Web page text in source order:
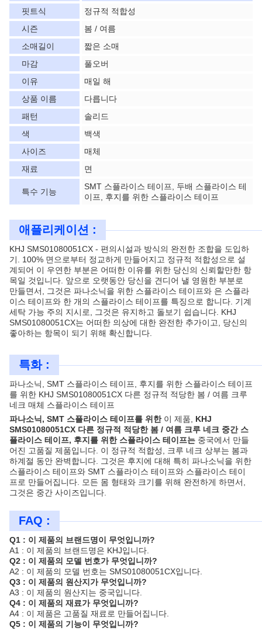
핏트식
정규적 적합성
시즌
봄 / 여름
소매길이
짧은 소매
마감
풀오버
이유
매일 해
상품 이름
다릅니다
패턴
솔리드
색
백색
사이즈
매체
재료
면
특수 기능
SMT 스플라이스 테이프, 두배 스플라이스 테
이프, 후지를 위한 스플라이스 테이프
애플리케이션 :
KHJ SMS01080051CX - 편의시설과 방식의 완전한 조합을 도입하
기. 100% 면으로부터 정교하게 만들어지고 정규적 적합성으로 설
계되어 이 우연한 부분은 어떠한 이유를 위한 당신의 신뢰할만한 항
목일 것입니다. 앞으로 오랫동안 당신을 견디어 낼 영원한 부분로
만들면서, 그것은 파나소닉을 위한 스플라이스 테이프와 은 스플라
이스 테이프와 한 개의 스플라이스 테이프를 특징으로 합니다. 기계
세탁 가능 주의 지시로, 그것은 유지하고 돌보기 쉽습니다. KHJ
SMS01080051CX는 어떠한 의상에 대한 완전한 추가이고, 당신의
좋아하는 항목이 되기 위해 확신합니다.
특화 :
파나소닉, SMT 스플라이스 테이프, 후지를 위한 스플라이스 테이프
를 위한 KHJ SMS01080051CX 다른 정규적 적당한 봄 / 여름 크루
네크 매체 스플라이스 테이프
파나소닉, SMT 스플라이스 테이프를 위한이 제품, KHJ
SMS01080051CX 다른 정규적 적당한 봄 / 여름 크루 네크 중간 스
플라이스 테이프, 후지를 위한 스플라이스 테이프는 중국에서 만들
어진 고품질 제품입니다. 이 정규적 적합성, 크루 네크 상부는 봄과
하계절 동안 완벽합니다. 그것은 후지에 대해 특히 파나소닉을 위한
스플라이스 테이프와 SMT 스플라이스 테이프와 스플라이스 테이
프로 만들어집니다. 모든 몸 형태와 크기를 위해 완전하게 하면서,
그것은 중간 사이즈입니다.
FAQ :
Q1 : 이 제품의 브랜드명이 무엇입니까?
A1 : 이 제품의 브랜드명은 KHJ입니다.
Q2 : 이 제품의 모델 번호가 무엇입니까?
A2 : 이 제품의 모델 번호는 SMS01080051CX입니다.
Q3 : 이 제품의 원산지가 무엇입니까?
A3 : 이 제품의 원산지는 중국입니다.
Q4 : 이 제품의 재료가 무엇입니까?
A4 : 이 제품은 고품질 재료로 만들어집니다.
Q5 : 이 제품의 기능이 무엇입니까?